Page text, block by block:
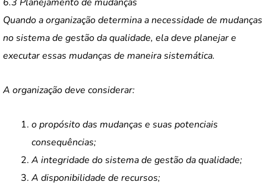
Quando a organização determina a necessidade de mudanças
no sistema de gestão da qualidade, ela deve planejar e
executar essas mudanças de maneira sistemática.
A organização deve considerar:
o propósito das mudanças e suas potenciais
consequências;
A integridade do sistema de gestão da qualidade;
A disponibilidade de recursos;